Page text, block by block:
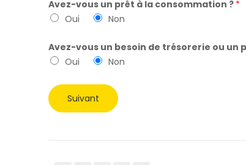
Avez-vous un prêt à la consommation ? *
Oui
Non
Avez-vous un besoin de trésorerie ou un
Oui
Non
Suivant